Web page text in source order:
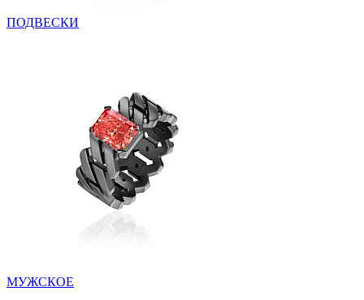
ПОДВЕСКИ
МУЖСКОЕ